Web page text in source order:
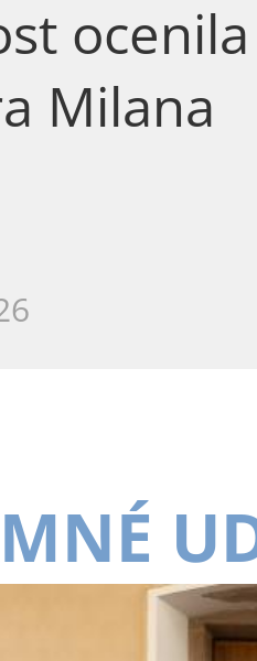
ocenila
Milana